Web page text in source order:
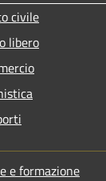
civile
libero
e formazione